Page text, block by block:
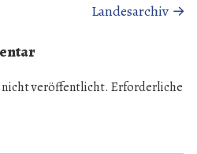
Landesarchiv →
veröffentlicht. Erforderliche